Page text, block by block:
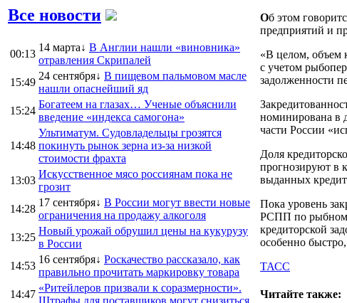
Все новости
00:13
14 марта↓ В Англии нашли «виновника»
отравления Скрипалей
15:49
24 сентября↓ В пищевом пальмовом масле
нашли опаснейший яд
15:24
Богатеем на глазах… Ученые объяснили
введение «индекса самогона»
14:48
Ультиматум. Судовладельцы грозятся
покинуть рынок зерна из-за низкой
стоимости фрахта
13:03
Искусственное мясо россиянам пока не
грозит
14:28
17 сентября↓ В России могут ввести новые
ограничения на продажу алкоголя
13:25
Новый урожай обрушил цены на кукурузу
в России
14:53
16 сентября↓ Роскачество рассказало, как
правильно прочитать маркировку товара
14:47
«Ритейлеров призвали к соразмерности».
Штрафы для поставщиков могут снизиться
Об этом
предприятий и
«В целом, объем
с учетом
задолженности
номинирована в
части России
Доля
прогнозируют в
выданных
Пока уровень
РСПП по рыбному
кредиторской
особенно
ТАСС
Читайте также: